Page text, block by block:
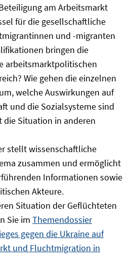
am Arbeitsmarkt
für die gesellschaftliche
und -migranten
bringen die
arbeitsmarktpolitischen
Wie gehen die einzelnen
welche Auswirkungen auf
und die Sozialsysteme sind
die Situation in anderen
stellt wissenschaftliche
zusammen und ermöglicht
Informationen sowie
Akteure.
Situation der Geflüchteten
Sie im Themendossier
gegen die Ukraine auf
und Fluchtmigration in